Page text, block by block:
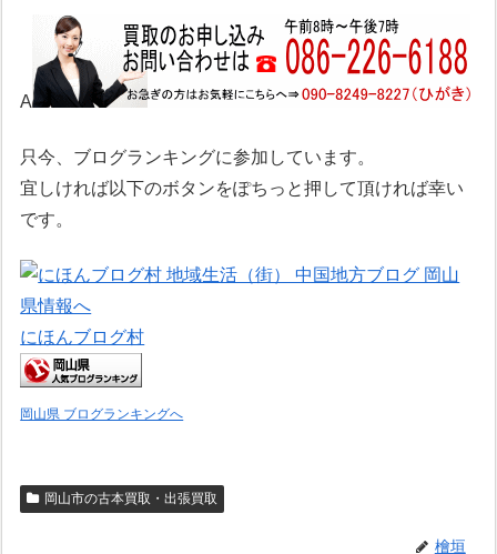
A
只今、ブログランキングに参加しています。
宜しければ以下のボタンをぽちっと押して頂ければ幸い
です。
にほんブログ村
岡山県 ブログランキングへ
岡山市の古本買取・出張買取
檜垣